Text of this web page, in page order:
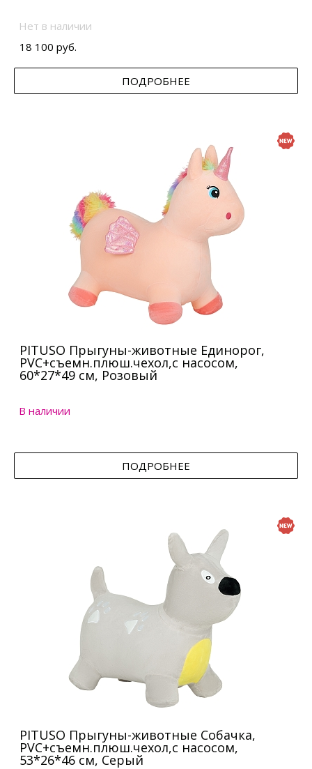
Нет в наличии
18 100 руб.
ПОДРОБНЕЕ
PITUSO Прыгуны-животные Единорог,
PVC+съемн.плюш.чехол,с насосом,
60*27*49 см, Розовый
В наличии
ПОДРОБНЕЕ
PITUSO Прыгуны-животные Собачка,
PVC+съемн.плюш.чехол,с насосом,
53*26*46 см, Серый